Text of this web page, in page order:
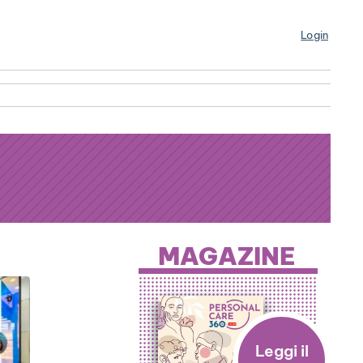
Login
MAGAZINE